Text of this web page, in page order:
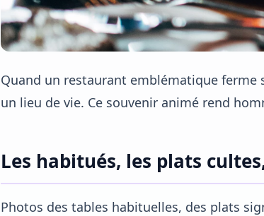
Quand un restaurant emblématique
un lieu de vie. Ce souvenir animé rend
Les habitués, les plats
Photos des tables habituelles, des plats